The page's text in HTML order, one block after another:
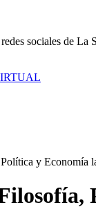
sociales de La